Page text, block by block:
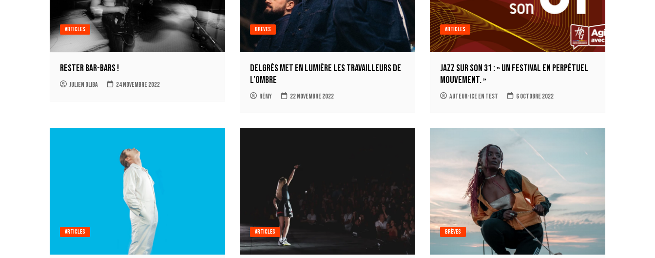
Articles
Rester Bar-Bars !
Julien Oliba 24 novembre 2022
Brèves
Delgrès met en lumière les travailleurs de
l’ombre
Rémy 22 novembre 2022
Articles
Jazz sur son 31 : « Un festival en perpétuel
mouvement. »
auteur-ice en test 6 octobre 2022
Articles Articles Brèves